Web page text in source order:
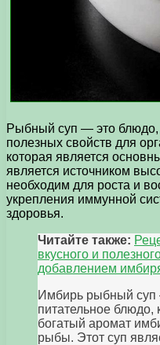
Рыбный суп — это блюдо,
полезных свойств для
которая является
является источником
необходим для роста и
укрепления иммунной
здоровья.
Читайте также:
вкусного и
добавлением
Имбирь рыбный суп
питательное блюдо,
богатый аромат
рыбы. Этот суп